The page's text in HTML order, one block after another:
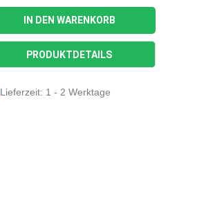
IN DEN WARENKORB
PRODUKTDETAILS
Lieferzeit: 1 - 2 Werktage